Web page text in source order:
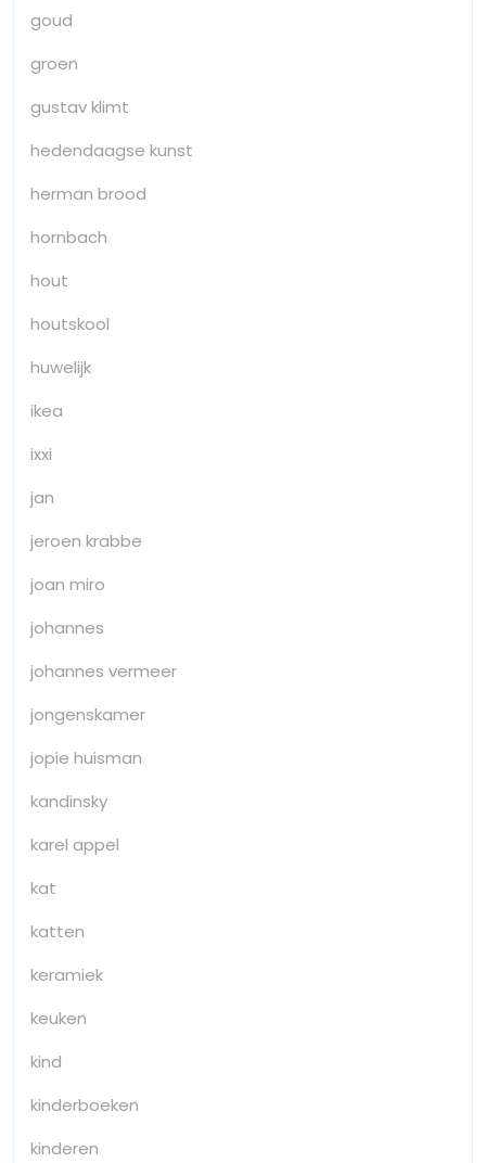
goud
groen
gustav klimt
hedendaagse kunst
herman brood
hornbach
hout
houtskool
huwelijk
ikea
ixxi
jan
jeroen krabbe
joan miro
johannes
johannes vermeer
jongenskamer
jopie huisman
kandinsky
karel appel
kat
katten
keramiek
keuken
kind
kinderboeken
kinderen